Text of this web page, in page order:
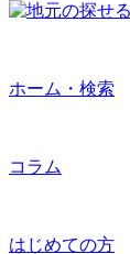
ホーム・検索
コラム
はじめての方